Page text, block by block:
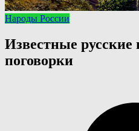
Народы России
Известные
поговорки